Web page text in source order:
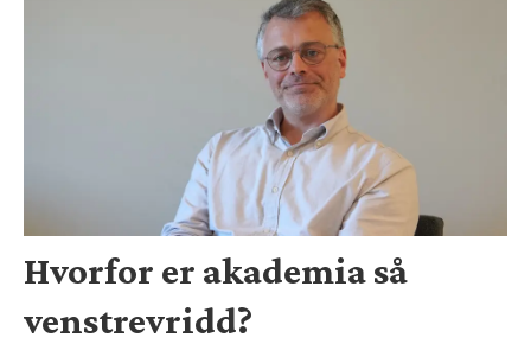
Hvorfor er akademia så
venstrevridd?